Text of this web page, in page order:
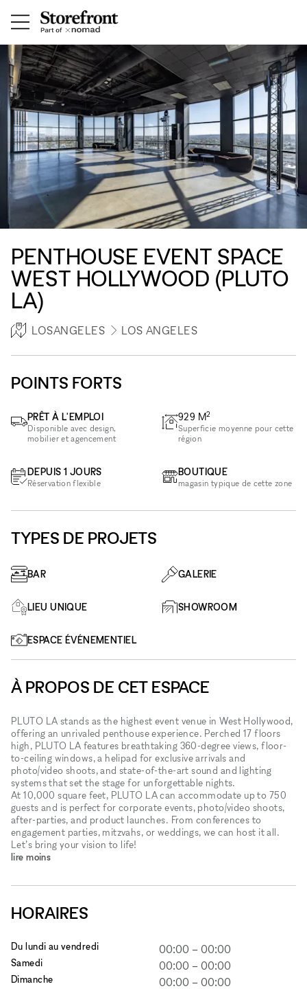
PENTHOUSE EVENT SPACE
WEST HOLLYWOOD (PLUTO
LA)
LOSANGELES LOS ANGELES
POINTS FORTS
PRÊT À L'EMPLOI
Disponible avec design,
mobilier et agencement
DEPUIS 1 JOURS
Réservation flexible
929 M2
Superficie moyenne pour cette
région
BOUTIQUE
magasin typique de cette zone
TYPES DE PROJETS
BAR GALERIE
LIEU UNIQUE SHOWROOM
ESPACE ÉVÉNEMENTIEL
À PROPOS DE CET ESPACE
PLUTO LA stands as the highest event venue in West Hollywood,
offering an unrivaled penthouse experience. Perched 17 floors
high, PLUTO LA features breathtaking 360-degree views, floor-
to-ceiling windows, a helipad for exclusive arrivals and
photo/video shoots, and state-of-the-art sound and lighting
systems that set the stage for unforgettable nights.
At 10,000 square feet, PLUTO LA can accommodate up to 750
guests and is perfect for corporate events, photo/video shoots,
after-parties, and product launches. From conferences to
engagement parties, mitzvahs, or weddings, we can host it all.
Let’s bring your vision to life!
lire moins
HORAIRES
Du lundi au vendredi 00:00 – 00:00
Samedi 00:00 – 00:00
Dimanche 00:00 – 00:00